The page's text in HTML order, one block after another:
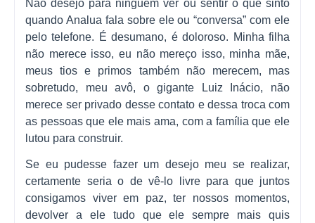
Não desejo para ninguém ver ou sentir o que sinto
quando Analua fala sobre ele ou “conversa” com ele
pelo telefone. É desumano, é doloroso. Minha filha
não merece isso, eu não mereço isso, minha mãe,
meus tios e primos também não merecem, mas
sobretudo, meu avô, o gigante Luiz Inácio, não
merece ser privado desse contato e dessa troca com
as pessoas que ele mais ama, com a família que ele
lutou para construir.
Se eu pudesse fazer um desejo meu se realizar,
certamente seria o de vê-lo livre para que juntos
consigamos viver em paz, ter nossos momentos,
devolver a ele tudo que ele sempre mais quis